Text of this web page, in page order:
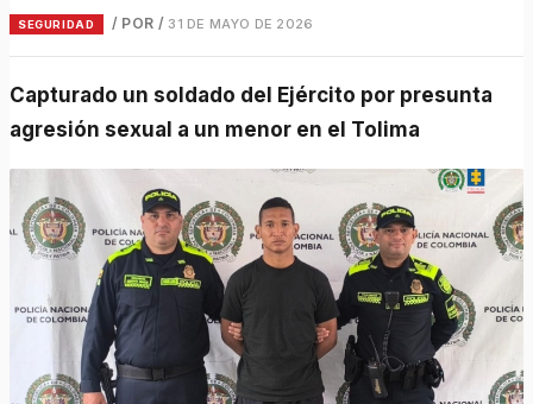
SEGURIDAD / POR / 31 DE MAYO DE 2026
Capturado un soldado del Ejército por presunta
agresión sexual a un menor en el Tolima